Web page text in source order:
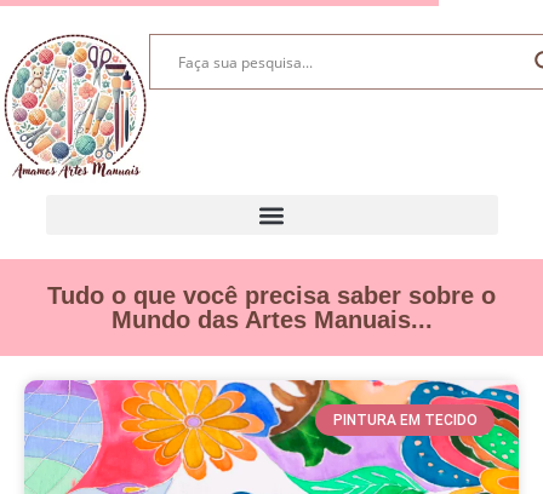
Tudo o que você precisa saber sobre o
Mundo das Artes Manuais...
PINTURA EM TECIDO